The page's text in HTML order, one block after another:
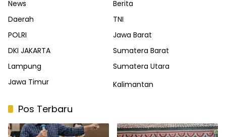
News
Berita
Daerah
TNI
POLRI
Jawa Barat
DKI JAKARTA
Sumatera Barat
Lampung
Sumatera Utara
Jawa Timur
Kalimantan
Pos Terbaru